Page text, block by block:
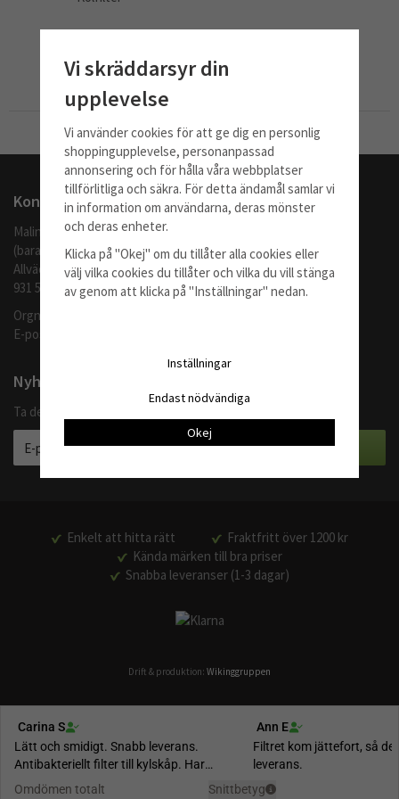
Info Köp
Till Kassan
Kontakta oss
Malingo AB
(barafilter.se)
Allvädersgränd 35
931 52 SKELLEFTEÅ
Orgnr: 559062-1370
E-post:
Nyhetsbrev
Ta del av våra bästa erbjudanden och produktnyheter
Enkelt att hitta rätt
Fraktfritt över 1200 kr
Kända märken till bra priser
Snabba leveranser (1-3 dagar)
Drift & produktion: Wikinggruppen
Vi skräddarsyr din
upplevelse
Vi använder cookies för att ge dig en personlig
shoppingupplevelse, personanpassad
annonsering och för hålla våra webbplatser
tillförlitliga och säkra. För detta ändamål samlar vi
in information om användarna, deras mönster
och deras enheter.
Klicka på "Okej" om du tillåter alla cookies eller
välj vilka cookies du tillåter och vilka du vill stänga
av genom att klicka på "Inställningar" nedan.
Inställningar
Endast nödvändiga
Okej